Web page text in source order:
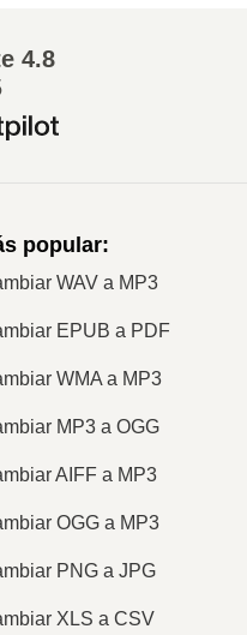
4.8
popular:
WAV a MP3
EPUB a PDF
WMA a MP3
MP3 a OGG
AIFF a MP3
OGG a MP3
PNG a JPG
XLS a CSV